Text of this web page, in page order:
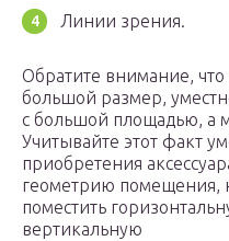
Линии зрения.
Обратите внимание,
большой размер,
с большой площадью, а
Учитывайте этот факт
приобретения
геометрию помещения,
поместить
вертикальную